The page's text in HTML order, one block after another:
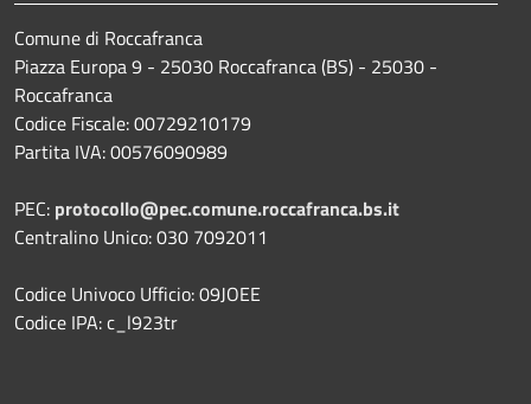
Comune di Roccafranca
Piazza Europa 9 - 25030 Roccafranca (BS) - 25030 -
Roccafranca
Codice Fiscale: 00729210179
Partita IVA: 00576090989
PEC: protocollo@pec.comune.roccafranca.bs.it
Centralino Unico: 030 7092011
Codice Univoco Ufficio: 09JOEE
Codice IPA: c_l923tr